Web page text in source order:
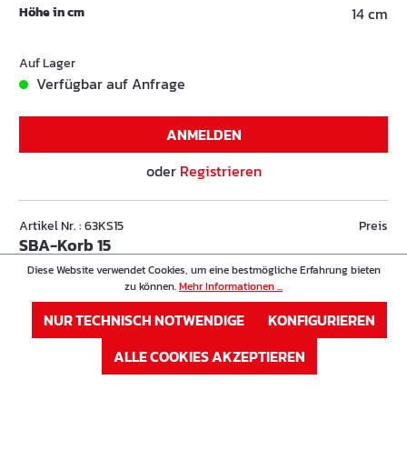
Höhe in cm 14 cm
Auf Lager
Verfügbar auf Anfrage
ANMELDEN
oder Registrieren
Artikel Nr. : 63KS15
SBA-Korb 15
Preis
Höhe in cm 15 cm
Verfügbar auf Anfrage
Diese Website verwendet Cookies, um eine bestmögliche Erfahrung bieten
zu können.Mehr Informationen ...
NUR TECHNISCH NOTWENDIGE
KONFIGURIEREN
ALLE COOKIES AKZEPTIEREN